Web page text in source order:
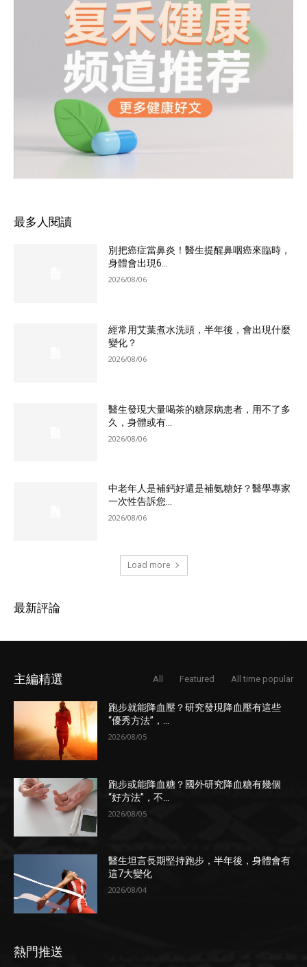
最多人閱讀
別把癌症當鼻炎！醫生提醒鼻咽癌來臨時，
身體會出現6...
2026/08/06
經常用艾葉煮水洗頭，半年後，會出現什麼
變化？
2026/08/06
醫生發現大量喝茶的糖尿病患者，用不了多
久，身體或有...
2026/08/06
中老年人是補鈣好還是補氨糖好？醫學專家
一次性告訴您...
2026/08/06
Load more
最新評論
主編精選 All Featured All time popular
跑步就能降血壓？研究發現降血壓有這些
“優秀方法”，...
2026/08/05
跑步或能降血糖？國外研究降血糖有幾個
“好方法”，不...
2026/08/05
醫生坦言長期堅持跑步，半年後，身體會有
這7大變化
2026/08/04
熱門推送